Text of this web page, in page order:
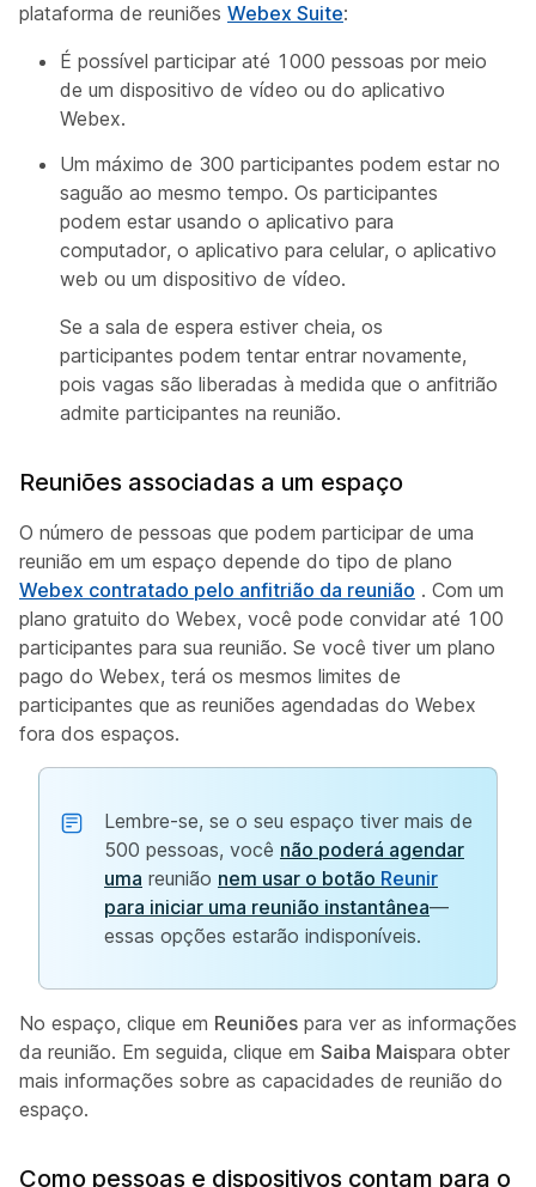
plataforma de reuniões Webex Suite:
É possível participar até 1000 pessoas por meio
de um dispositivo de vídeo ou do aplicativo
Webex.
Um máximo de 300 participantes podem estar no
saguão ao mesmo tempo. Os participantes
podem estar usando o aplicativo para
computador, o aplicativo para celular, o aplicativo
web ou um dispositivo de vídeo.
Se a sala de espera estiver cheia, os
participantes podem tentar entrar novamente,
pois vagas são liberadas à medida que o anfitrião
admite participantes na reunião.
Reuniões associadas a um espaço
O número de pessoas que podem participar de uma
reunião em um espaço depende do tipo de plano
Webex contratado pelo anfitrião da reunião . Com um
plano gratuito do Webex, você pode convidar até 100
participantes para sua reunião. Se você tiver um plano
pago do Webex, terá os mesmos limites de
participantes que as reuniões agendadas do Webex
fora dos espaços.
Lembre-se, se o seu espaço tiver mais de
500 pessoas, você não poderá agendar
uma reunião nem usar o botão Reunir
para iniciar uma reunião instantânea—
essas opções estarão indisponíveis.
No espaço, clique em Reuniões para ver as informações
da reunião. Em seguida, clique em Saiba Maispara obter
mais informações sobre as capacidades de reunião do
espaço.
Como pessoas e dispositivos contam para o